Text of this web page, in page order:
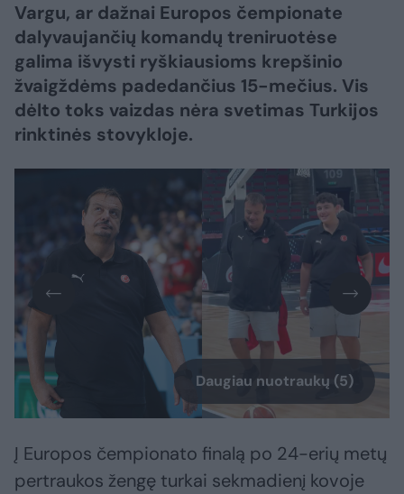
Vargu, ar dažnai Europos čempionate
dalyvaujančių komandų treniruotėse
galima išvysti ryškiausioms krepšinio
žvaigždėms padedančius 15-mečius. Vis
dėlto toks vaizdas nėra svetimas Turkijos
rinktinės stovykloje.
Daugiau nuotraukų (5)
Į Europos čempionato finalą po 24-erių metų
pertraukos žengę turkai sekmadienį kovoje